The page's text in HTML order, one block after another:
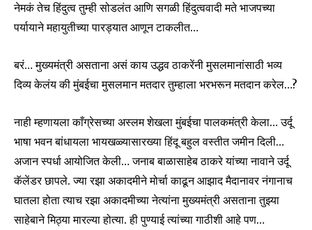
नेमकं तेच हिंदुत्व तुम्ही सोडलंत आणि सगळी हिंदुत्ववादी मते भाजपच्या
पर्यायाने महायुतीच्या पारड्यात आणून टाकलीत…
बरं… मुख्यमंत्री असताना असं काय उद्धव ठाकरेंनी मुसलमानांसाठी भव्य
दिव्य केलंय की मुंबईचा मुसलमान मतदार तुम्हाला भरभरून मतदान करेल…?
नाही म्हणायला काँग्रेसच्या अस्लम शेखला मुंबईचा पालकमंत्री केला… उर्दू
भाषा भवन बांधायला भायखळ्यासारख्या हिंदू बहुल वस्तीत जमीन दिली…
अजान स्पर्धा आयोजित केली… जनाब बाळासाहेब ठाकरे यांच्या नावाने उर्दू
कॅलेंडर छापले. ज्या रझा अकादमीने मोर्चा काढून आझाद मैदानावर नंगानाच
घातला होता त्याच रझा अकादमीच्या नेत्यांना मुख्यमंत्री असताना तुझ्या
साहेबाने मिठ्या मारल्या होत्या. ही पुण्याई त्यांच्या गाठीशी आहे पण…